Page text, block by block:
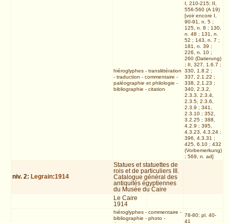
hiéroglyphes- translittération
- traduction - commentaire -
paléographie et philologie -
bibliographie - citation
I, 210-215; II,
556-560 (A 19)
[voir encore I,
90-91, n. 5 ;
125, n. 8 ; 130,
n. 48 ; 131, n.
52 ; 143, n. 7 ;
181, n. 39 ;
226, n. 10 ;
260 (Datierung)
; II, 327, 1.6.7 ;
330, 1.8.2 ;
337, 2.1.22 ;
338, 2.1.23 ;
340, 2.3.2,
2.3.3, 2.3.4,
2.3.5, 2.3.6,
2.3.9 ; 341,
2.3.10 ; 352,
3.2.25 ; 388,
4.2.9 ; 395,
4.3.23, 4.3.24 ;
396, 4.3.31 ;
425, 6.10 ; 432
(Vorbemerkung)
; 569, n. ad]
niv. 2: Legrain:1914
Statues et statuettes de
rois et de particuliers III.
Catalogue général des
antiquités égyptiennes
du Musée du Caire
Le Caire
1914
hiéroglyphes- commentaire -
bibliographie - photo-
78-80; pl. 40-
41